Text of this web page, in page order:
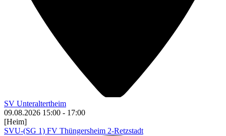
SV Unteraltertheim
09.08.2026 15:00 - 17:00
[Heim]
SVU-(SG 1) FV Thüngersheim 2-Retzstadt